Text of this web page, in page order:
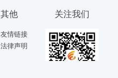
其他
友情链接
法律声明
关注我们